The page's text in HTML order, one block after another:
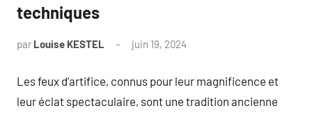
techniques
par Louise KESTEL juin 19, 2024
Les feux d’artifice, connus pour leur magnificence et
leur éclat spectaculaire, sont une tradition ancienne